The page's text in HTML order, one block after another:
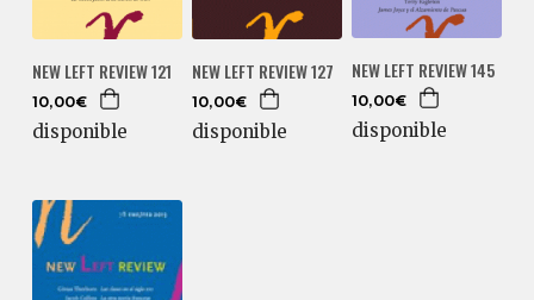
NEW LEFT REVIEW 121
10,00€
disponible
NEW LEFT REVIEW 127
10,00€
disponible
NEW LEFT REVIEW 145
10,00€
disponible